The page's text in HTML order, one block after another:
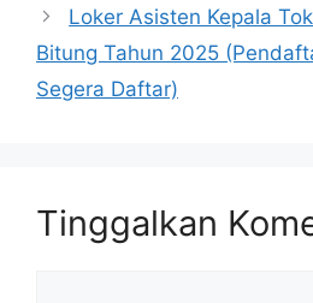
Loker Asisten Kepala
Bitung Tahun 2025
Segera Daftar)
Tinggalkan